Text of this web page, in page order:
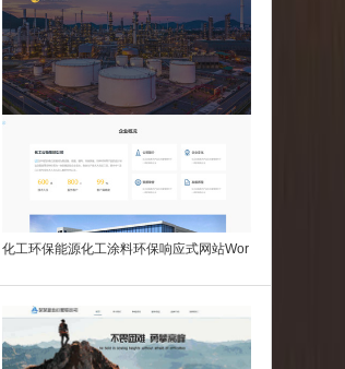
化工环保能源化工涂料环保响应式网站Wor
dpress模板